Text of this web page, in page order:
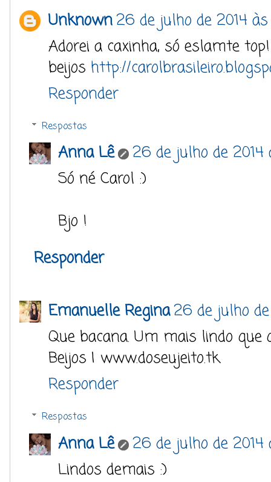
Unknown26 de julho de 2014
Adorei a caxinha, só eslamte top!
beijos http://
Responder
Respostas
Anna Lê
26 de julho de
Só né Carol :)
Bjo !
Responder
Emanuelle Regina26 de julho
Que bacana. Um mais lindo que
Beijos | www.doseujeito.tk
Responder
Respostas
Anna Lê
26 de julho de
Lindos demais :)